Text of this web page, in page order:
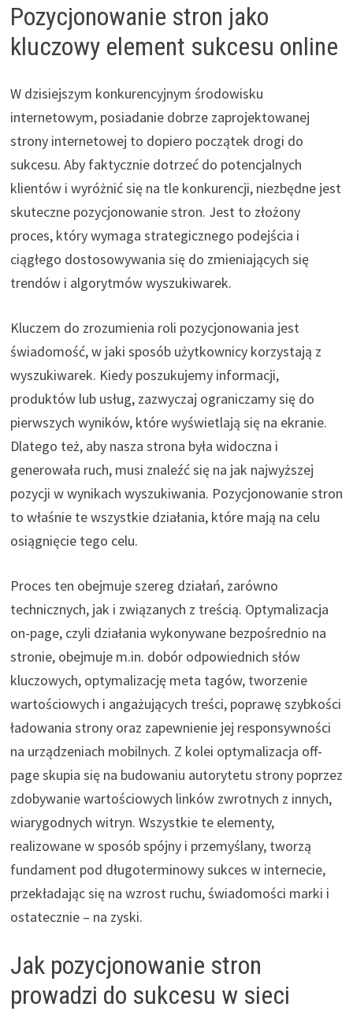
Pozycjonowanie stron jako
kluczowy element sukcesu online
W dzisiejszym konkurencyjnym środowisku
internetowym, posiadanie dobrze zaprojektowanej
strony internetowej to dopiero początek drogi do
sukcesu. Aby faktycznie dotrzeć do potencjalnych
klientów i wyróżnić się na tle konkurencji, niezbędne jest
skuteczne pozycjonowanie stron. Jest to złożony
proces, który wymaga strategicznego podejścia i
ciągłego dostosowywania się do zmieniających się
trendów i algorytmów wyszukiwarek.
Kluczem do zrozumienia roli pozycjonowania jest
świadomość, w jaki sposób użytkownicy korzystają z
wyszukiwarek. Kiedy poszukujemy informacji,
produktów lub usług, zazwyczaj ograniczamy się do
pierwszych wyników, które wyświetlają się na ekranie.
Dlatego też, aby nasza strona była widoczna i
generowała ruch, musi znaleźć się na jak najwyższej
pozycji w wynikach wyszukiwania. Pozycjonowanie stron
to właśnie te wszystkie działania, które mają na celu
osiągnięcie tego celu.
Proces ten obejmuje szereg działań, zarówno
technicznych, jak i związanych z treścią. Optymalizacja
on-page, czyli działania wykonywane bezpośrednio na
stronie, obejmuje m.in. dobór odpowiednich słów
kluczowych, optymalizację meta tagów, tworzenie
wartościowych i angażujących treści, poprawę szybkości
ładowania strony oraz zapewnienie jej responsywności
na urządzeniach mobilnych. Z kolei optymalizacja off-
page skupia się na budowaniu autorytetu strony poprzez
zdobywanie wartościowych linków zwrotnych z innych,
wiarygodnych witryn. Wszystkie te elementy,
realizowane w sposób spójny i przemyślany, tworzą
fundament pod długoterminowy sukces w internecie,
przekładając się na wzrost ruchu, świadomości marki i
ostatecznie – na zyski.
Jak pozycjonowanie stron
prowadzi do sukcesu w sieci